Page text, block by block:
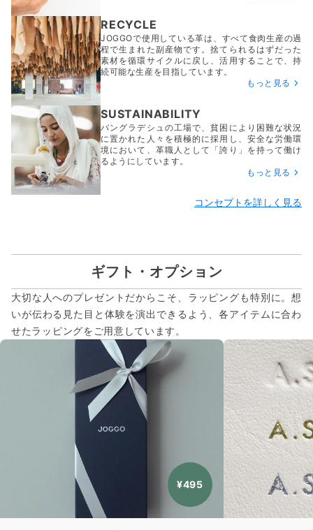
RECYCLE
JOGGOで使用している革は、すべて食肉生産の過
程で生まれた副産物です。捨てられるはずだった
素材を循環サイクルに戻し、活用することで、持
続可能な生産を目指しています。
もっと見る
SUSTAINABILITY
バングラデシュの工場で、貧困により困難な状況
に置かれた人々を積極的に採用し、安全な労働環
境において、革職人として「誇り」を持って働け
るようにしています。
もっと見る
コンセプトを詳しく見る
ギフト・オプション
大切な人へのプレゼントだからこそ、ラッピングも特別に。想
いが伝わる見た目と体験を演出できるよう、各アイテムに合わ
せたラッピングをご用意しています。
¥495